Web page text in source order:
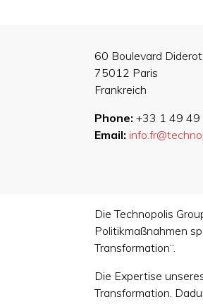
60 Boulevard Diderot
75012 Paris
Frankreich
Phone: +33 1 49 49
Email:
Die Technopolis
Politikmaßnahmen
Transformation“.
Die Expertise
Transformation.